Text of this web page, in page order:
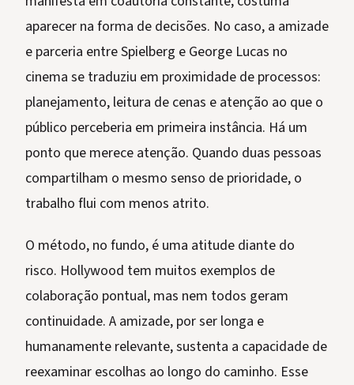
aparecer na forma de decisões. No caso, a amizade
e parceria entre Spielberg e George Lucas no
cinema se traduziu em proximidade de processos:
planejamento, leitura de cenas e atenção ao que o
público perceberia em primeira instância. Há um
ponto que merece atenção. Quando duas pessoas
compartilham o mesmo senso de prioridade, o
trabalho flui com menos atrito.
O método, no fundo, é uma atitude diante do
risco. Hollywood tem muitos exemplos de
colaboração pontual, mas nem todos geram
continuidade. A amizade, por ser longa e
humanamente relevante, sustenta a capacidade de
reexaminar escolhas ao longo do caminho. Esse